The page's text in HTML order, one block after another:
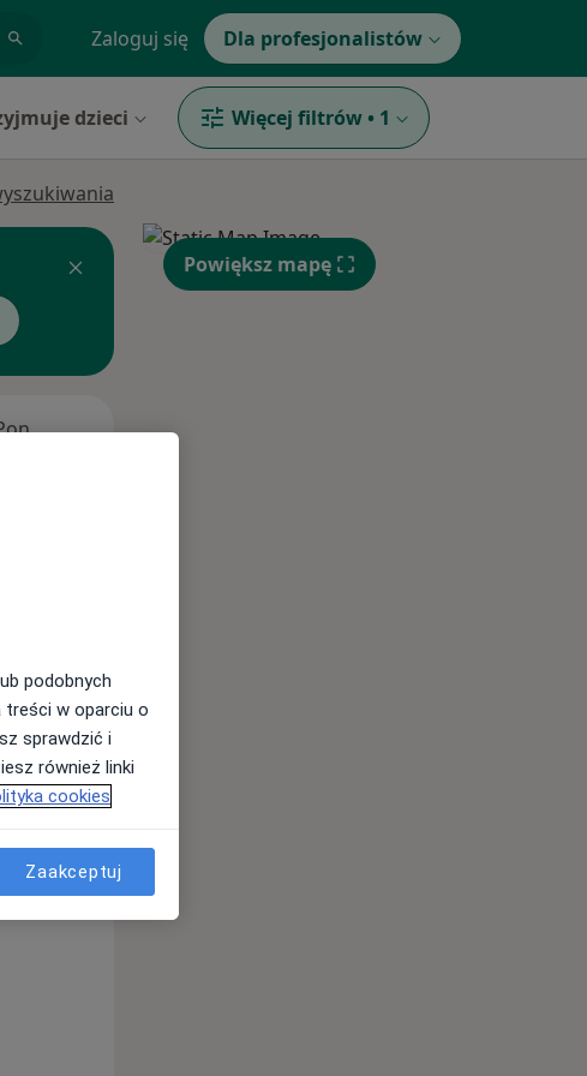
Zaloguj się Dla profesjonalistów
dzieci Więcej filtrów • 1
Wt,
Sie
Wt,
11 Sie
Powiększ mapę
podobnych
w oparciu o
sprawdzić i
również linki
cookies
Zaakceptuj